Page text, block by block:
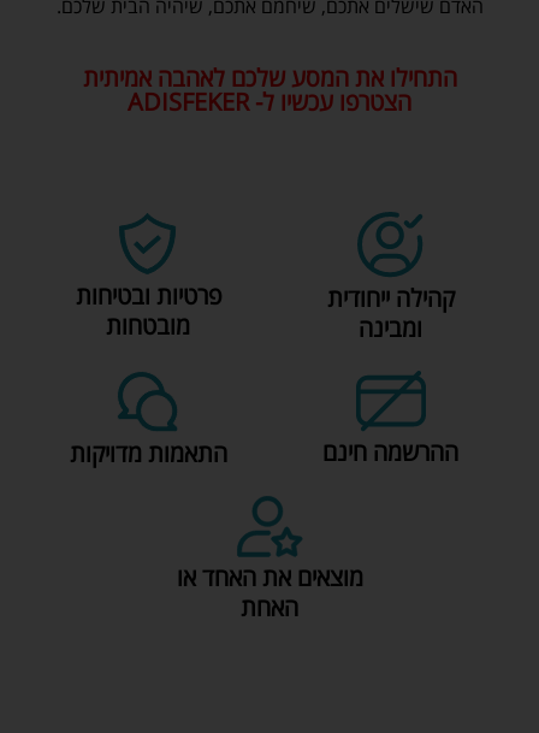
האדם שישלים אתכם, שיחמם אתכם, שיהיה הבית שלכם.
התחילו את המסע שלכם לאהבה אמיתית
הצטרפו עכשיו ל- ADISFEKER
קהילה ייחודית
ומבינה
פרטיות ובטיחות
מובטחות
‏ההרשמה חינם התאמות מדויקות
‏מוצאים את האחד או
האחת